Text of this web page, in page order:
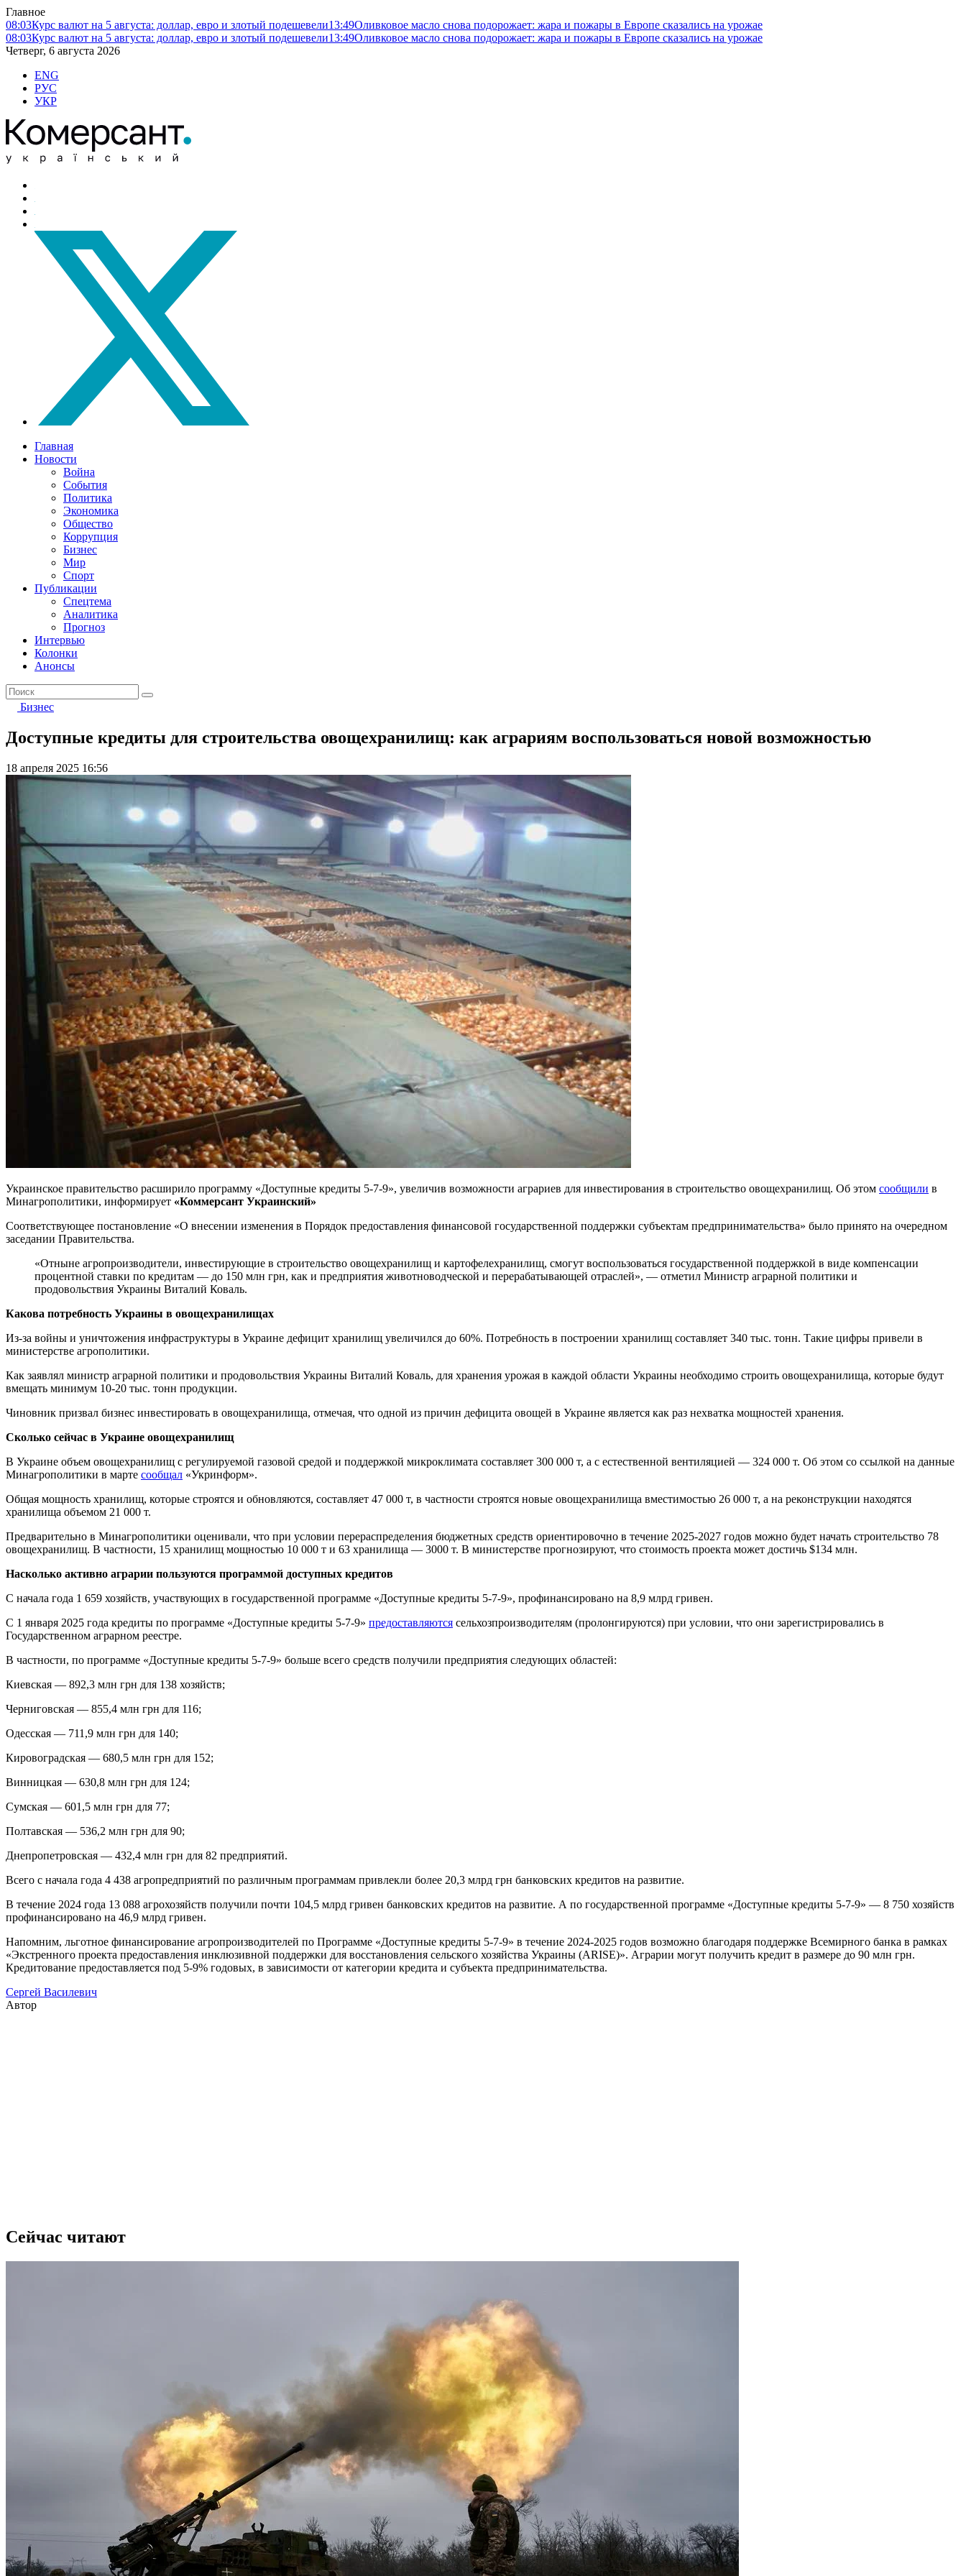
Главное
08:03Курс валют на 5 августа: доллар, евро и злотый подешевели13:49Оливковое масло снова подорожает: жара и пожары в Европе сказались на урожае
08:03Курс валют на 5 августа: доллар, евро и злотый подешевели13:49Оливковое масло снова подорожает: жара и пожары в Европе сказались на урожае
Четверг, 6 августа 2026
ENG
РУС
УКР
Главная
Новости
Война
События
Политика
Экономика
Общество
Коррупция
Бизнес
Мир
Спорт
Публикации
Спецтема
Аналитика
Прогноз
Интервью
Колонки
Анонсы
Бизнес
Доступные кредиты для строительства овощехранилищ: как аграриям воспользоваться новой возможностью
18 апреля 2025 16:56
Украинское правительство расширило программу «Доступные кредиты 5-7-9», увеличив возможности аграриев для инвестирования в строительство овощехранилищ. Об этом сообщили в
Минагрополитики, информирует «Коммерсант Украинский»
Соответствующее постановление «О внесении изменения в Порядок предоставления финансовой государственной поддержки субъектам предпринимательства» было принято на очередном
заседании Правительства.
«Отныне агропроизводители, инвестирующие в строительство овощехранилищ и картофелехранилищ, смогут воспользоваться государственной поддержкой в виде компенсации
процентной ставки по кредитам — до 150 млн грн, как и предприятия животноводческой и перерабатывающей отраслей», — отметил Министр аграрной политики и
продовольствия Украины Виталий Коваль.
Какова потребность Украины в овощехранилищах
Из-за войны и уничтожения инфраструктуры в Украине дефицит хранилищ увеличился до 60%. Потребность в построении хранилищ составляет 340 тыс. тонн. Такие цифры привели в
министерстве агрополитики.
Как заявлял министр аграрной политики и продовольствия Украины Виталий Коваль, для хранения урожая в каждой области Украины необходимо строить овощехранилища, которые будут
вмещать минимум 10-20 тыс. тонн продукции.
Чиновник призвал бизнес инвестировать в овощехранилища, отмечая, что одной из причин дефицита овощей в Украине является как раз нехватка мощностей хранения.
Сколько сейчас в Украине овощехранилищ
В Украине объем овощехранилищ с регулируемой газовой средой и поддержкой микроклимата составляет 300 000 т, а с естественной вентиляцией — 324 000 т. Об этом со ссылкой на данные
Минагрополитики в марте сообщал «Укринформ».
Общая мощность хранилищ, которые строятся и обновляются, составляет 47 000 т, в частности строятся новые овощехранилища вместимостью 26 000 т, а на реконструкции находятся
хранилища объемом 21 000 т.
Предварительно в Минагрополитики оценивали, что при условии перераспределения бюджетных средств ориентировочно в течение 2025-2027 годов можно будет начать строительство 78
овощехранилищ. В частности, 15 хранилищ мощностью 10 000 т и 63 хранилища — 3000 т. В министерстве прогнозируют, что стоимость проекта может достичь $134 млн.
Насколько активно аграрии пользуются программой доступных кредитов
С начала года 1 659 хозяйств, участвующих в государственной программе «Доступные кредиты 5-7-9», профинансировано на 8,9 млрд гривен.
С 1 января 2025 года кредиты по программе «Доступные кредиты 5-7-9» предоставляются сельхозпроизводителям (пролонгируются) при условии, что они зарегистрировались в
Государственном аграрном реестре.
В частности, по программе «Доступные кредиты 5-7-9» больше всего средств получили предприятия следующих областей:
Киевская — 892,3 млн грн для 138 хозяйств;
Черниговская — 855,4 млн грн для 116;
Одесская — 711,9 млн грн для 140;
Кировоградская — 680,5 млн грн для 152;
Винницкая — 630,8 млн грн для 124;
Сумская — 601,5 млн грн для 77;
Полтавская — 536,2 млн грн для 90;
Днепропетровская — 432,4 млн грн для 82 предприятий.
Всего с начала года 4 438 агропредприятий по различным программам привлекли более 20,3 млрд грн банковских кредитов на развитие.
В течение 2024 года 13 088 агрохозяйств получили почти 104,5 млрд гривен банковских кредитов на развитие. А по государственной программе «Доступные кредиты 5-7-9» — 8 750 хозяйств
профинансировано на 46,9 млрд гривен.
Напомним, льготное финансирование агропроизводителей по Программе «Доступные кредиты 5-7-9» в течение 2024-2025 годов возможно благодаря поддержке Всемирного банка в рамках
«Экстренного проекта предоставления инклюзивной поддержки для восстановления сельского хозяйства Украины (ARISE)». Аграрии могут получить кредит в размере до 90 млн грн.
Кредитование предоставляется под 5-9% годовых, в зависимости от категории кредита и субъекта предпринимательства.
Сергей Василевич
Автор
Сейчас читают